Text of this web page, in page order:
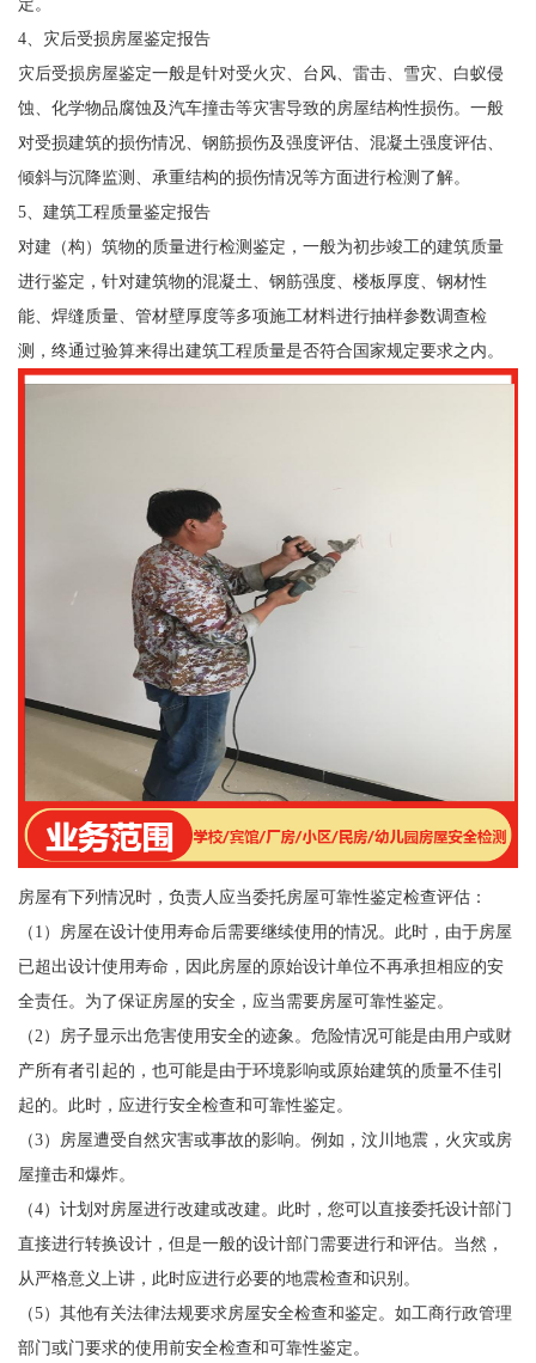
4、灾后受损房屋鉴定报告
灾后受损房屋鉴定一般是针对受火灾、台风、雷击、雪灾、白蚁侵
蚀、化学物品腐蚀及汽车撞击等灾害导致的房屋结构性损伤。一般
对受损建筑的损伤情况、钢筋损伤及强度评估、混凝土强度评估、
倾斜与沉降监测、承重结构的损伤情况等方面进行检测了解。
5、建筑工程质量鉴定报告
对建（构）筑物的质量进行检测鉴定，一般为初步竣工的建筑质量
进行鉴定，针对建筑物的混凝土、钢筋强度、楼板厚度、钢材性
能、焊缝质量、管材壁厚度等多项施工材料进行抽样参数调查检
测，终通过验算来得出建筑工程质量是否符合国家规定要求之内。
房屋有下列情况时，负责人应当委托房屋可靠性鉴定检查评估：
（1）房屋在设计使用寿命后需要继续使用的情况。此时，由于房屋
已超出设计使用寿命，因此房屋的原始设计单位不再承担相应的安
全责任。为了保证房屋的安全，应当需要房屋可靠性鉴定。
（2）房子显示出危害使用安全的迹象。危险情况可能是由用户或财
产所有者引起的，也可能是由于环境影响或原始建筑的质量不佳引
起的。此时，应进行安全检查和可靠性鉴定。
（3）房屋遭受自然灾害或事故的影响。例如，汶川地震，火灾或房
屋撞击和爆炸。
（4）计划对房屋进行改建或改建。此时，您可以直接委托设计部门
直接进行转换设计，但是一般的设计部门需要进行和评估。当然，
从严格意义上讲，此时应进行必要的地震检查和识别。
（5）其他有关法律法规要求房屋安全检查和鉴定。如工商行政管理
部门或门要求的使用前安全检查和可靠性鉴定。